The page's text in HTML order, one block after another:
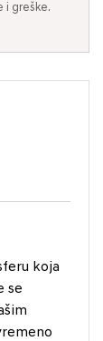
i greške.
koja
se